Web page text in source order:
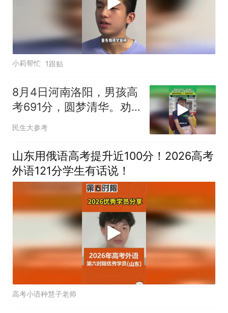
小莉帮忙 1跟贴
8月4日河南洛阳，男孩高
考691分，圆梦清华。劝
告学弟学妹：少刷短视频
民生大参考
山东用俄语高考提升近100分！2026高考
外语121分学生有话说！
高考小语种慧子老师